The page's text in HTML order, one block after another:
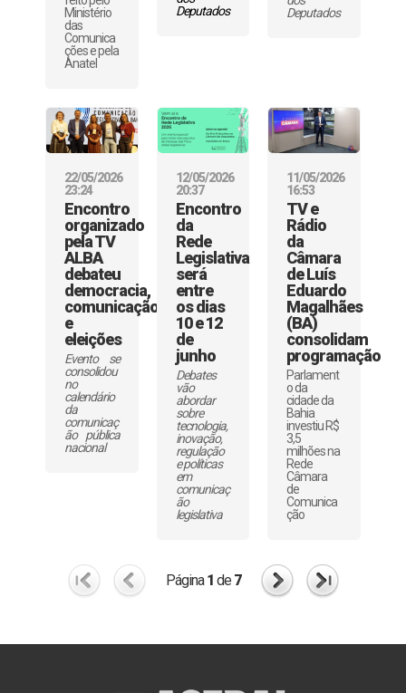
Ministério
das
Comunica
ções e pela
Anatel
Deputados
Deputados
22/05/2026
23:24
Encontro
organizado
pela TV
ALBA
debateu
democracia,
comunicação
e
eleições
Evento se
consolidou
no
calendário
da
comunicaç
ão pública
nacional
12/05/2026
20:37
Encontro
da
Rede
Legislativa
será
entre
os dias
10 e 12
de
junho
Debates
vão
abordar
sobre
tecnologia,
inovação,
regulação
e políticas
em
comunicaç
ão
legislativa
11/05/2026
16:53
TV e
Rádio
da
Câmara
de Luís
Eduardo
Magalhães
(BA)
consolidam
programação
Parlament
o da
cidade da
Bahia
investiu R$
3,5
milhões na
Rede
Câmara
de
Comunica
ção
Página1 de 7